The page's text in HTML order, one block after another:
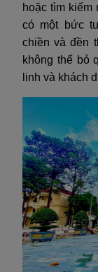
hoặc tìm kiếm
có một bức
chiền và đền
không thể bỏ
linh và khách